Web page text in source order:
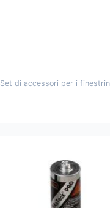
Set di accessori per i